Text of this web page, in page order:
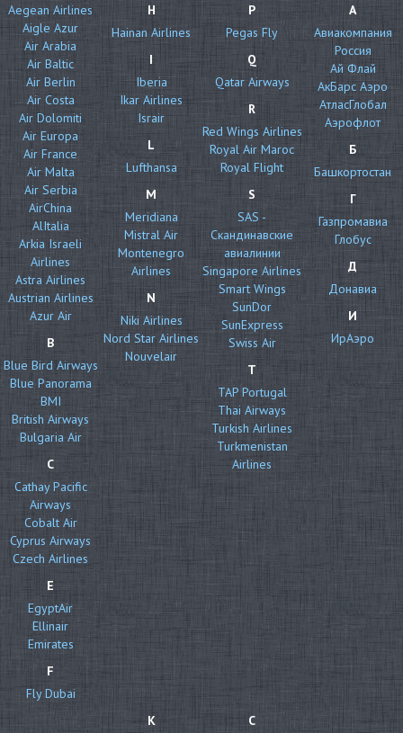
Aegean Airlines
Aigle Azur
Air Arabia
Air Baltic
Air Berlin
Air Costa
Air Dolomiti
Air Europa
Air France
Air Malta
Air Serbia
AirChina
AlItalia
Arkia Israeli
Airlines
Astra Airlines
Austrian Airlines
Azur Air
B
Blue Bird Airways
Blue Panorama
BMI
British Airways
Bulgaria Air
C
Cathay Pacific
Airways
Cobalt Air
Cyprus Airways
Czech Airlines
E
EgyptAir
Ellinair
Emirates
F
Fly Dubai
H
Hainan Airlines
I
Iberia
Ikar Airlines
Israir
L
Lufthansa
M
Meridiana
Mistral Air
Montenegro
Airlines
N
Niki Airlines
Nord Star Airlines
Nouvelair
P
Pegas Fly
Q
Qatar Airways
R
Red Wings Airlines
Royal Air Maroc
Royal Flight
S
SAS -
Скандинавские
авиалинии
Singapore Airlines
Smart Wings
SunDor
SunExpress
Swiss Air
T
TAP Portugal
Thai Airways
Turkish Airlines
Turkmenistan
Airlines
А
Авиакомпания
Россия
Ай Флай
АкБарс Аэро
АтласГлобал
Аэрофлот
Б
Башкортостан
Г
Газпромавиа
Глобус
Д
Донавиа
И
ИрАэро
К
С